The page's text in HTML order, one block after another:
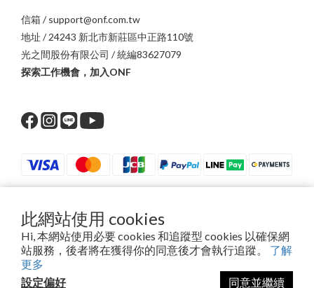
此網站使用 cookies
Hi, 本網站使用必要 cookies 和追蹤型 cookies 以確保網
站服務，後者將在獲得你的同意後才會執行追蹤。 了解
更多
設定偏好
同意並繼續
信箱 / support@onf.com.tw
地址 / 24243 新北市新莊區中正路110號
光之間股份有限公司 / 統編83627079
探索工作機會，加入ONF
$ TWD 繁體中文